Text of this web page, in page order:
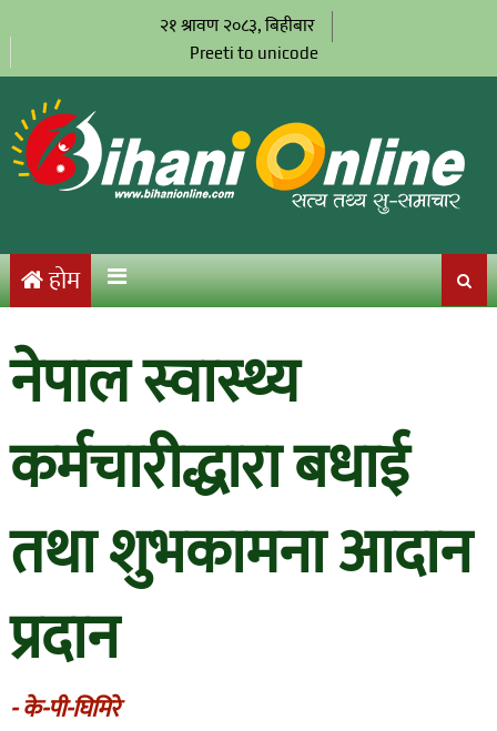
२१ श्रावण २०८३, बिहीबार
Preeti to unicode
होम
नेपाल स्वास्थ्य
कर्मचारीद्धारा बधाई
तथा शुभकामना आदान
प्रदान
- के-पी-घिमिरे